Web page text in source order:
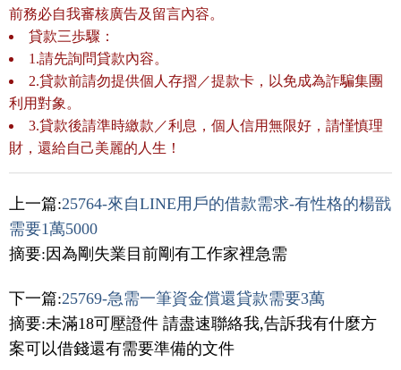
前務必自我審核廣告及留言內容。
貸款三歩驟：
1.請先詢問貸款內容。
2.貸款前請勿提供個人存摺／提款卡，以免成為詐騙集團
利用對象。
3.貸款後請準時繳款／利息，個人信用無限好，請慬慎理
財，還給自己美麗的人生！
上一篇:25764-來自LINE用戶的借款需求-有性格的楊戩
需要1萬5000
摘要:因為剛失業目前剛有工作家裡急需
下一篇:25769-急需一筆資金償還貸款需要3萬
摘要:未滿18可壓證件 請盡速聯絡我,告訴我有什麼方
案可以借錢還有需要準備的文件